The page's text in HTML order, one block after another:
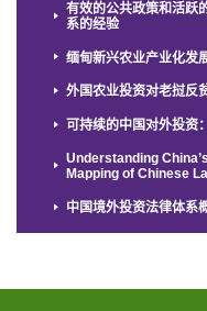
有效的公共政策和活
系的经验
缅甸新兴农业产业化发
外国农业投资对老挝反
可持续的中国对外投资
Understanding
Mapping of Chinese
中国境外投资法律体系